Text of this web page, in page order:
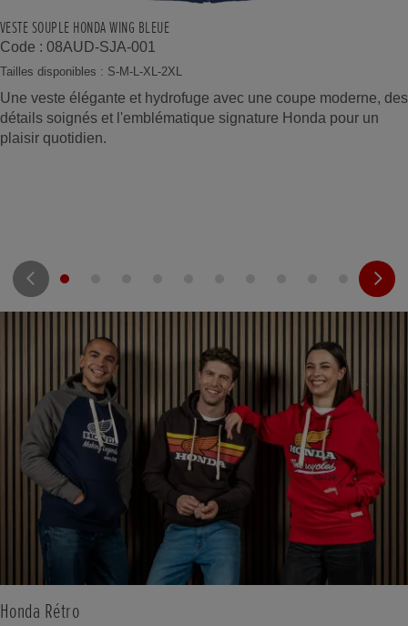
VESTE SOUPLE HONDA WING BLEUE
Code : 08AUD-SJA-001
Tailles disponibles : S-M-L-XL-2XL
Une veste élégante et hydrofuge avec une coupe moderne, des
détails soignés et l'emblématique signature Honda pour un
plaisir quotidien.
Honda Rétro